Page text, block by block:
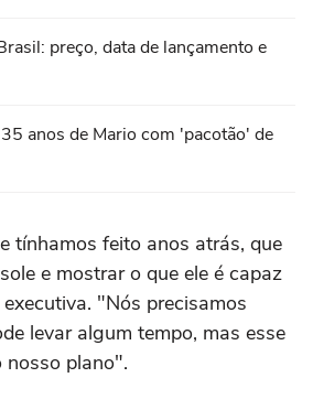
preço, data de lançamento e
anos de Mario com 'pacotão' de
tínhamos feito anos atrás, que
e mostrar o que ele é capaz
"Nós precisamos
levar algum tempo, mas esse
nosso plano".